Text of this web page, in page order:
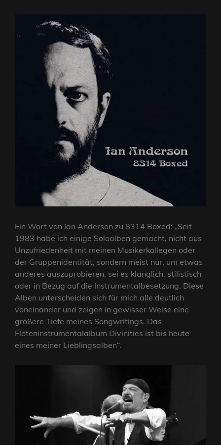
Ein Wort von Ian Anderson zu 8314 Boxed: „Seit
1983 habe ich einige Soloalben gemacht, nicht aus
Unzufriedenheit mit meinen Musikerkollegen oder
der Gruppenidentität, sondern meist nur, um etwas
anderes auszuprobieren, sei es klanglich, stilistisch
oder in Bezug auf die Instrumentalbesetzung. Diese
Alben unterscheiden sich für mich alle deutlich
voneinander und zeigen in gewisser Weise eine
größere Tiefe meines Songwritings. Das
Flöteninstrumentalalbum Divinities ist bis heute
eines meiner Lieblingsalben“.